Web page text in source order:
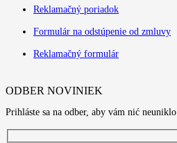
Reklamačný poriadok
Formulár na odstúpenie od zmluvy
Reklamačný formulár
ODBER NOVINIEK
Prihláste sa na odber, aby vám nić neuniklo